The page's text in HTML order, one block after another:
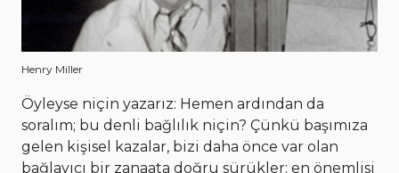
Henry Miller
Öyleyse niçin yazarız: Hemen ardından da
soralım; bu denli bağlılık niçin? Çünkü başımıza
gelen kişisel kazalar, bizi daha önce var olan
bağlayıcı bir zanaata doğru sürükler; en önemlisi